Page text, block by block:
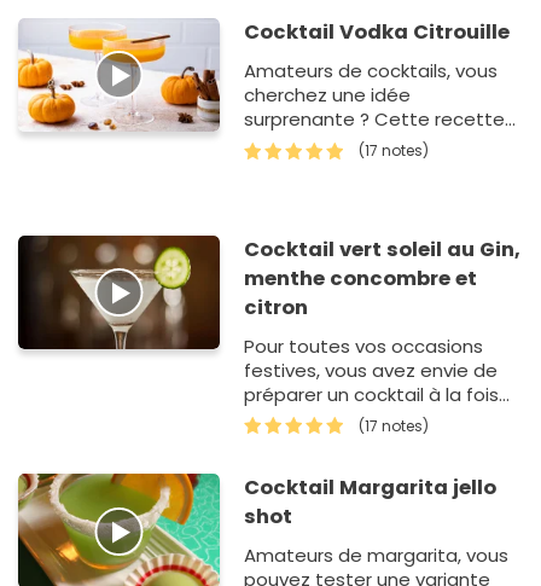
Cocktail Vodka Citrouille
Amateurs de cocktails, vous
cherchez une idée
surprenante ? Cette recette
est à base de vodka mais
aussi de citrouille. Dans un
(17 notes)
Cocktail vert soleil au Gin,
menthe concombre et
citron
Pour toutes vos occasions
festives, vous avez envie de
préparer un cocktail à la fois
frais et acidulé ? Cette
recette tombe à…
(17 notes)
Cocktail Margarita jello
shot
Amateurs de margarita, vous
pouvez tester une variante